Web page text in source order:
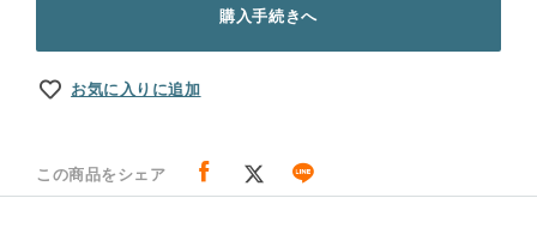
購入手続きへ
お気に入りに追加
この商品をシェア